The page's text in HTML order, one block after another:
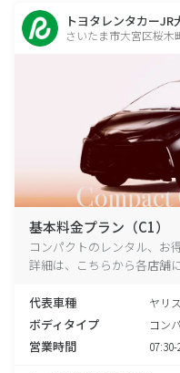
トヨタレンタカーJR
さいたま市大宮区桜木
基本料金プラン（C1）
コンパクトのレンタル、お
詳細は、こちらから各店舗
代表車種 ヤリ
ボディタイプ コン
営業時間